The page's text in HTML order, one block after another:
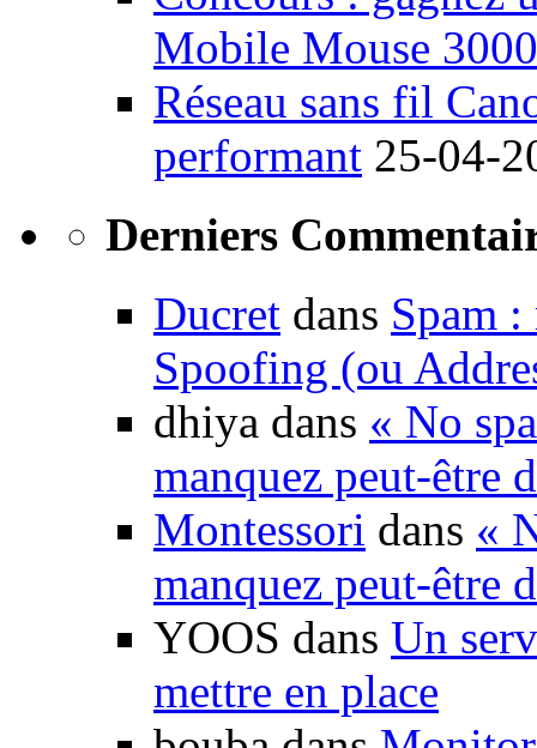
Mobile Mouse 3000
Réseau sans fil
performant 25-04-
Derniers
Ducret dans Spam :
Spoofing (ou
dhiya dans « No
manquez peut-être
Montessori dans «
manquez peut-être
YOOS dans Un
mettre en place